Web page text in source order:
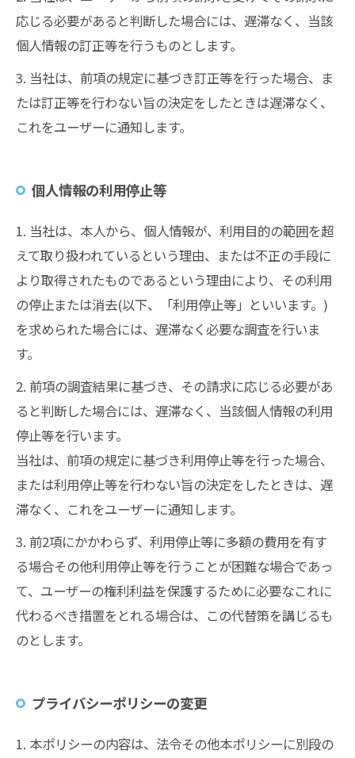
応じる必要があると判断した場合には、遅滞なく、当該
個人情報の訂正等を行うものとします。
3. 当社は、前項の規定に基づき訂正等を行った場合、ま
たは訂正等を行わない旨の決定をしたときは遅滞なく、
これをユーザーに通知します。
個人情報の利用停止等
1. 当社は、本人から、個人情報が、利用目的の範囲を超
えて取り扱われているという理由、または不正の手段に
より取得されたものであるという理由により、その利用
の停止または消去(以下、「利用停止等」といいます。)
を求められた場合には、遅滞なく必要な調査を行いま
す。
2. 前項の調査結果に基づき、その請求に応じる必要があ
ると判断した場合には、遅滞なく、当該個人情報の利用
停止等を行います。
当社は、前項の規定に基づき利用停止等を行った場合、
または利用停止等を行わない旨の決定をしたときは、遅
滞なく、これをユーザーに通知します。
3. 前2項にかかわらず、利用停止等に多額の費用を有す
る場合その他利用停止等を行うことが困難な場合であっ
て、ユーザーの権利利益を保護するために必要なこれに
代わるべき措置をとれる場合は、この代替策を講じるも
のとします。
プライバシーポリシーの変更
1. 本ポリシーの内容は、法令その他本ポリシーに別段の